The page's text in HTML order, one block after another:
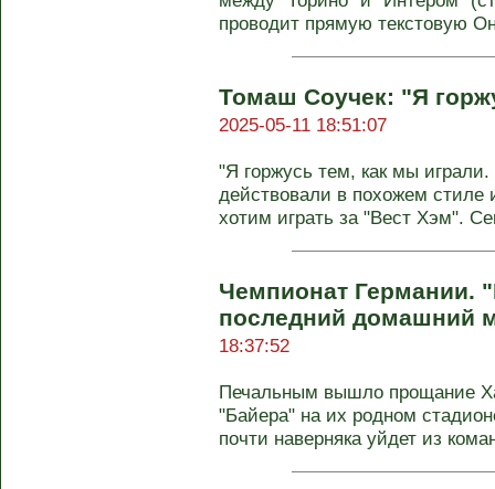
проводит прямую текстовую
Томаш Соучек: "Я
2025-05-11 18:51:07
"Я горжусь тем, как мы
действовали в похожем стиле
хотим играть за "Вест Хэм".
Чемпионат Германии.
последний домашний
18:37:52
Печальным вышло прощание
"Байера" на их родном
почти наверняка уйдет из